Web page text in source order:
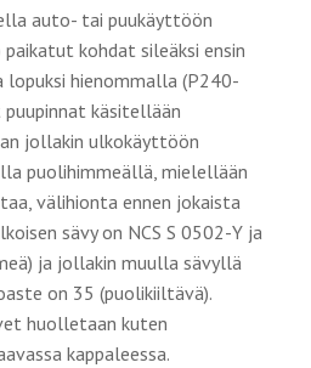
auto- tai puukäyttöön
kohdat sileäksi ensin
lopuksi hienommalla (P240-
käsitellään
jollakin ulkokäyttöön
puolihimmeällä, mielellään
välihionta ennen jokaista
sävy on NCS S 0502-Y ja
ja jollakin muulla sävyllä
on 35 (puolikiiltävä).
huolletaan kuten
kappaleessa.